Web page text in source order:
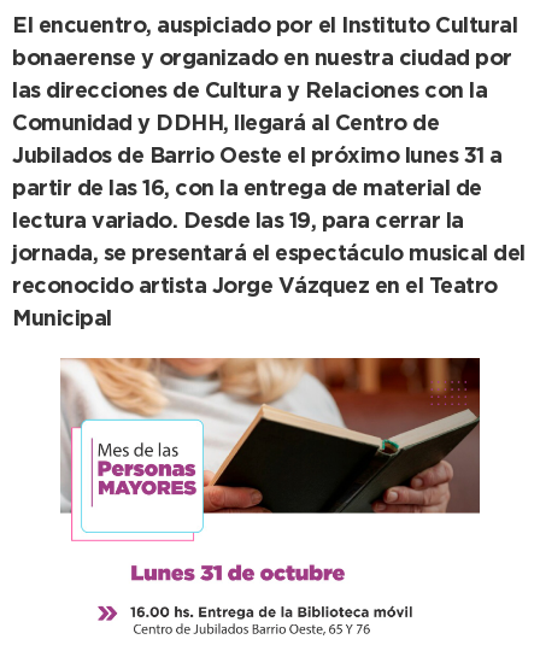
El encuentro, auspiciado por el Instituto Cultural
bonaerense y organizado en nuestra ciudad por
las direcciones de Cultura y Relaciones con la
Comunidad y DDHH, llegará al Centro de
Jubilados de Barrio Oeste el próximo lunes 31 a
partir de las 16, con la entrega de material de
lectura variado. Desde las 19, para cerrar la
jornada, se presentará el espectáculo musical del
reconocido artista Jorge Vázquez en el Teatro
Municipal